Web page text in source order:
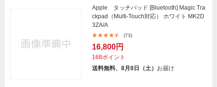
Apple タッチパッド [Bluetooth] Magic Tra
ckpad（Multi-Touch対応） ホワイト MK2D
3ZA/A
(73)
16,800円
168ポイント
送料無料、8月8日（土） お届け